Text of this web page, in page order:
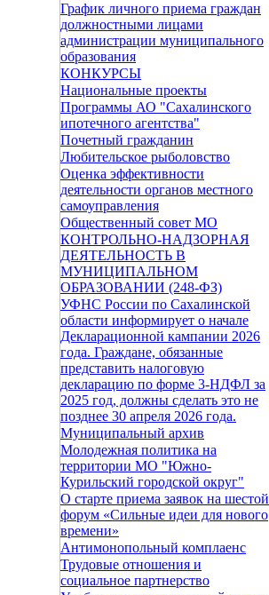
График личного приема граждан
должностными лицами
администрации муниципального
образования
КОНКУРСЫ
Национальные проекты
Программы АО "Сахалинского
ипотечного агентства"
Почетный гражданин
Любительское рыболовство
Оценка эффективности
деятельности органов местного
самоуправления
Общественный совет МО
КОНТРОЛЬНО-НАДЗОРНАЯ
ДЕЯТЕЛЬНОСТЬ В
МУНИЦИПАЛЬНОМ
ОБРАЗОВАНИИ (248-ФЗ)
УФНС России по Сахалинской
области информирует о начале
Декларационной кампании 2026
года. Граждане, обязанные
представить налоговую
декларацию по форме 3-НДФЛ за
2025 год, должны сделать это не
позднее 30 апреля 2026 года.
Муниципальный архив
Молодежная политика на
территории МО "Южно-
Курильский городской округ"
О старте приема заявок на шестой
форум «Сильные идеи для нового
времени»
Антимонопольный комплаенс
Трудовые отношения и
социальное партнерство